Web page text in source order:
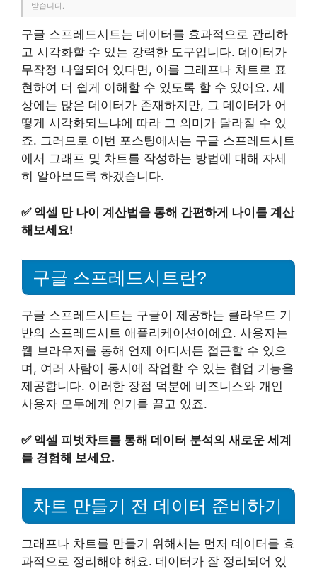
받습니다.
구글 스프레드시트는 데이터를 효과적으로 관리하
고 시각화할 수 있는 강력한 도구입니다. 데이터가
무작정 나열되어 있다면, 이를 그래프나 차트로 표
현하여 더 쉽게 이해할 수 있도록 할 수 있어요. 세
상에는 많은 데이터가 존재하지만, 그 데이터가 어
떻게 시각화되느냐에 따라 그 의미가 달라질 수 있
죠. 그러므로 이번 포스팅에서는 구글 스프레드시트
에서 그래프 및 차트를 작성하는 방법에 대해 자세
히 알아보도록 하겠습니다.
✅ 엑셀 만 나이 계산법을 통해 간편하게 나이를 계산
해보세요!
구글 스프레드시트란?
구글 스프레드시트는 구글이 제공하는 클라우드 기
반의 스프레드시트 애플리케이션이에요. 사용자는
웹 브라우저를 통해 언제 어디서든 접근할 수 있으
며, 여러 사람이 동시에 작업할 수 있는 협업 기능을
제공합니다. 이러한 장점 덕분에 비즈니스와 개인
사용자 모두에게 인기를 끌고 있죠.
✅ 엑셀 피벗차트를 통해 데이터 분석의 새로운 세계
를 경험해 보세요.
차트 만들기 전 데이터 준비하기
그래프나 차트를 만들기 위해서는 먼저 데이터를 효
과적으로 정리해야 해요. 데이터가 잘 정리되어 있